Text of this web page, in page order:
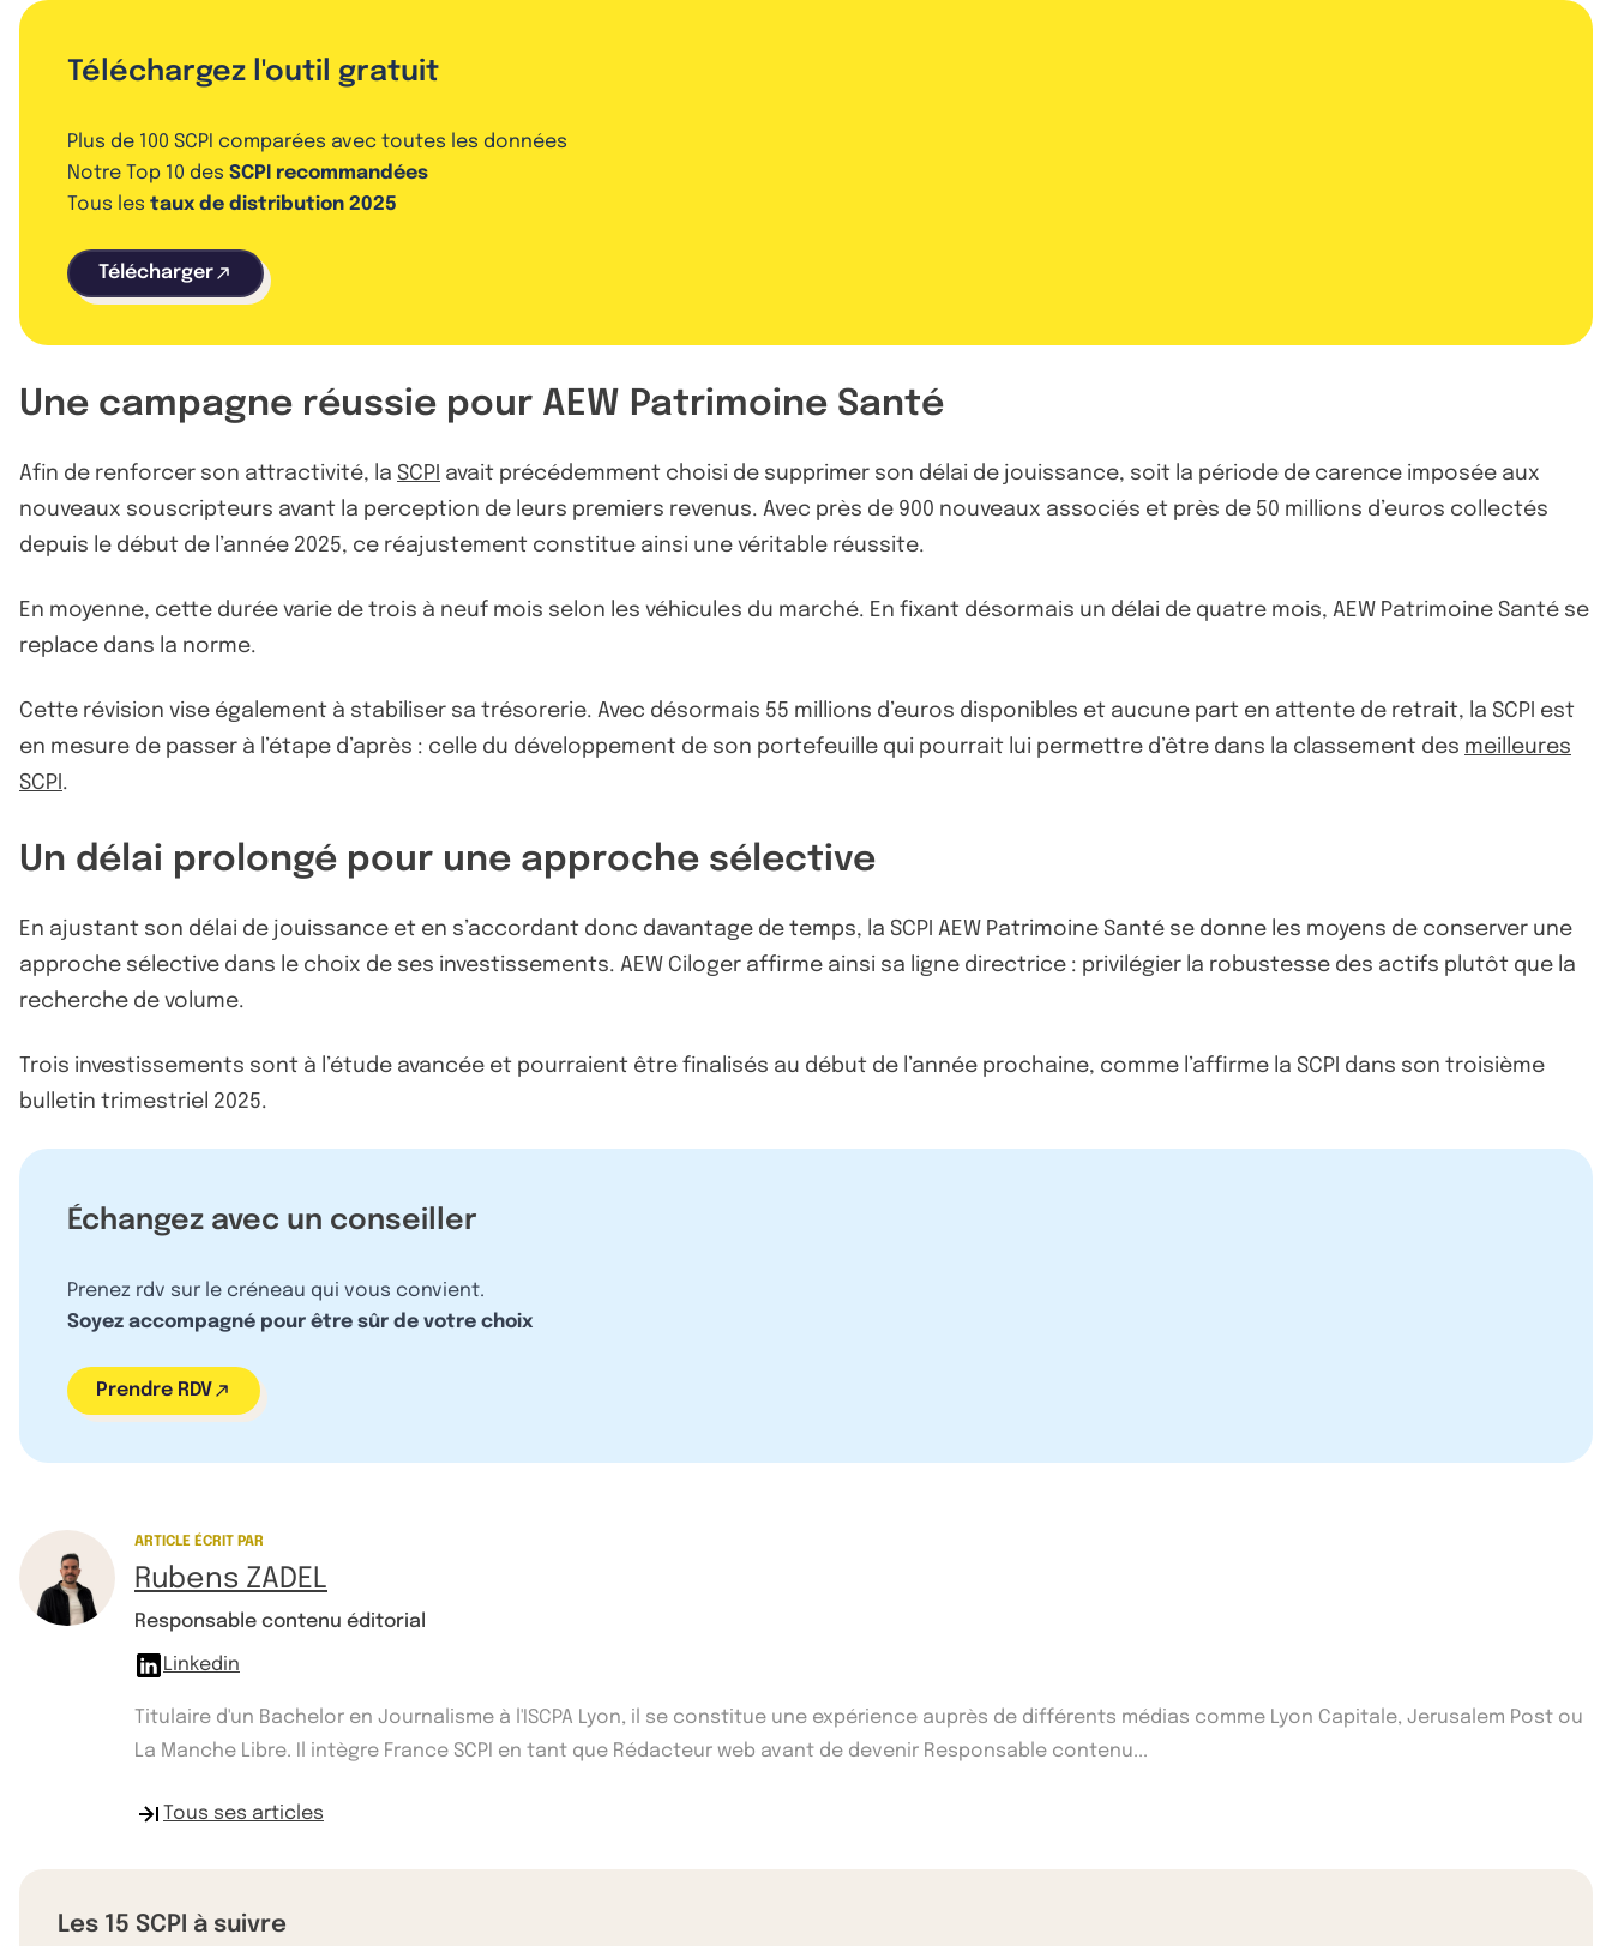
Téléchargez l'outil gratuit
Plus de 100 SCPI comparées avec toutes les données
Notre Top 10 des SCPI recommandées
Tous les taux de distribution 2025
Télécharger
Une campagne réussie pour AEW Patrimoine Santé
Afin de renforcer son attractivité, la SCPI avait précédemment choisi de supprimer son délai de jouissance, soit la période de carence imposée aux
nouveaux souscripteurs avant la perception de leurs premiers revenus. Avec près de 900 nouveaux associés et près de 50 millions d’euros collectés
depuis le début de l’année 2025, ce réajustement constitue ainsi une véritable réussite.
En moyenne, cette durée varie de trois à neuf mois selon les véhicules du marché. En fixant désormais un délai de quatre mois, AEW Patrimoine Santé se
replace dans la norme.
Cette révision vise également à stabiliser sa trésorerie. Avec désormais 55 millions d’euros disponibles et aucune part en attente de retrait, la SCPI est
en mesure de passer à l’étape d’après : celle du développement de son portefeuille qui pourrait lui permettre d’être dans la classement des meilleures
SCPI .
Un délai prolongé pour une approche sélective
En ajustant son délai de jouissance et en s’accordant donc davantage de temps, la SCPI AEW Patrimoine Santé se donne les moyens de conserver une
approche sélective dans le choix de ses investissements. AEW Ciloger affirme ainsi sa ligne directrice : privilégier la robustesse des actifs plutôt que la
recherche de volume.
Trois investissements sont à l’étude avancée et pourraient être finalisés au début de l’année prochaine, comme l’affirme la SCPI dans son troisième
bulletin trimestriel 2025.
Échangez avec un conseiller
Prenez rdv sur le créneau qui vous convient.
Soyez accompagné pour être sûr de votre choix
Prendre RDV
ARTICLE ÉCRIT PAR
Rubens ZADEL
Responsable contenu éditorial
Linkedin
Titulaire d'un Bachelor en Journalisme à l'ISCPA Lyon, il se constitue une expérience auprès de différents médias comme Lyon Capitale, Jerusalem Post ou
La Manche Libre. Il intègre France SCPI en tant que Rédacteur web avant de devenir Responsable contenu...
Tous ses articles
Les 15 SCPI à suivre